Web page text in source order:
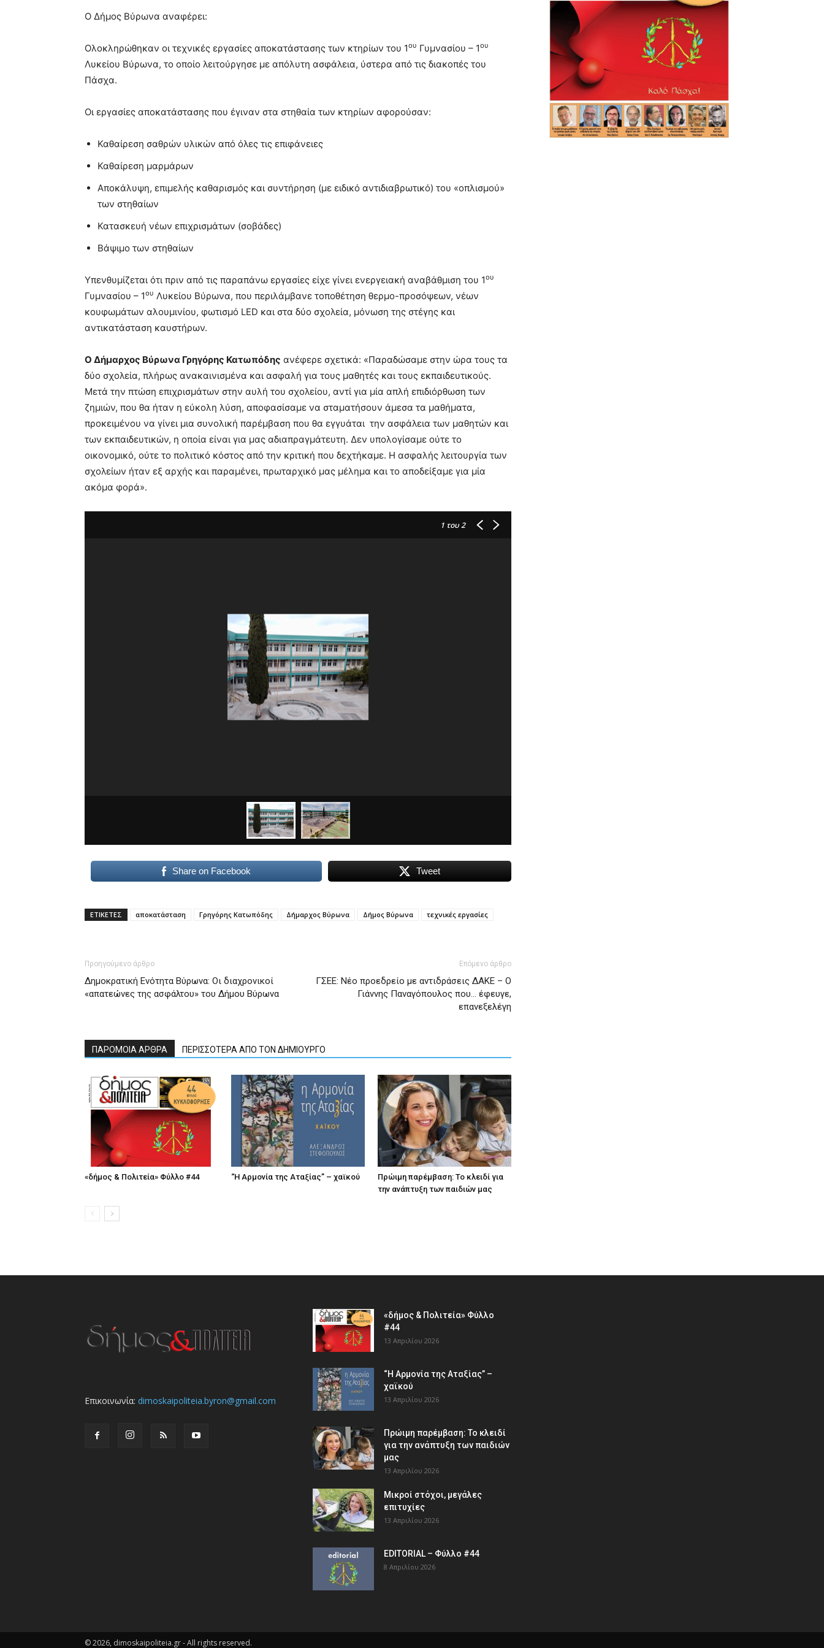
blonde
lesbians
hot
cam
show.desi
lyons
you
meaning
pain.
pornhun
porn
Ο Δήμος Βύρωνα αναφέρει:
Ολοκληρώθηκαν οι τεχνικές εργασίες αποκατάστασης των κτηρίων του 1ου Γυμνασίου – 1ου
Λυκείου Βύρωνα, το οποίο λειτούργησε με απόλυτη ασφάλεια, ύστερα από τις διακοπές του
Πάσχα.
Οι εργασίες αποκατάστασης που έγιναν στα στηθαία των κτηρίων αφορούσαν:
Καθαίρεση σαθρών υλικών από όλες τις επιφάνειες
Καθαίρεση μαρμάρων
Αποκάλυψη, επιμελής καθαρισμός και συντήρηση (με ειδικό αντιδιαβρωτικό) του «οπλισμού»
των στηθαίων
Κατασκευή νέων επιχρισμάτων (σοβάδες)
Βάψιμο των στηθαίων
Υπενθυμίζεται ότι πριν από τις παραπάνω εργασίες είχε γίνει ενεργειακή αναβάθμιση του 1ου
Γυμνασίου – 1ου Λυκείου Βύρωνα, που περιλάμβανε τοποθέτηση θερμο-προσόψεων, νέων
κουφωμάτων αλουμινίου, φωτισμό LED και στα δύο σχολεία, μόνωση της στέγης και
αντικατάσταση καυστήρων.
Ο Δήμαρχος Βύρωνα Γρηγόρης Κατωπόδης ανέφερε σχετικά: «Παραδώσαμε στην ώρα τους τα
δύο σχολεία, πλήρως ανακαινισμένα και ασφαλή για τους μαθητές και τους εκπαιδευτικούς.
Μετά την πτώση επιχρισμάτων στην αυλή του σχολείου, αντί για μία απλή επιδιόρθωση των
ζημιών, που θα ήταν η εύκολη λύση, αποφασίσαμε να σταματήσουν άμεσα τα μαθήματα,
προκειμένου να γίνει μια συνολική παρέμβαση που θα εγγυάται την ασφάλεια των μαθητών και
των εκπαιδευτικών, η οποία είναι για μας αδιαπραγμάτευτη. Δεν υπολογίσαμε ούτε το
οικονομικό, ούτε το πολιτικό κόστος από την κριτική που δεχτήκαμε. Η ασφαλής λειτουργία των
σχολείων ήταν εξ αρχής και παραμένει, πρωταρχικό μας μέλημα και το αποδείξαμε για μία
ακόμα φορά».
1 του 2
Share on Facebook Tweet
ΕΤΙΚΕΤΕΣ αποκατάσταση Γρηγόρης Κατωπόδης Δήμαρχος Βύρωνα Δήμος Βύρωνα τεχνικές εργασίες
Προηγούμενο άρθρο
Δημοκρατική Ενότητα Βύρωνα: Οι διαχρονικοί
«απατεώνες της ασφάλτου» του Δήμου Βύρωνα
Επόμενο άρθρο
ΓΣΕΕ: Νέο προεδρείο με αντιδράσεις ΔΑΚΕ – Ο
Γιάννης Παναγόπουλος που… έφευγε,
επανεξελέγη
ΠΑΡΟΜΟΙΑ ΑΡΘΡΑ ΠΕΡΙΣΣΟΤΕΡΑ ΑΠΟ ΤΟΝ ΔΗΜΙΟΥΡΓΟ
«δήμος & Πολιτεία» Φύλλο #44 “Η Αρμονία της Αταξίας” – χαϊκού
Πρώιμη παρέμβαση: Το κλειδί για
την ανάπτυξη των παιδιών µας
Επικοινωνία: dimoskaipoliteia.byron@gmail.com
«δήμος & Πολιτεία» Φύλλο
#44
13 Απριλίου 2026
“Η Αρμονία της Αταξίας” –
χαϊκού
13 Απριλίου 2026
Πρώιμη παρέμβαση: Το κλειδί
για την ανάπτυξη των παιδιών
µας
13 Απριλίου 2026
Μικροί στόχοι, μεγάλες
επιτυχίες
13 Απριλίου 2026
EDITORIAL – Φύλλο #44
8 Απριλίου 2026
© 2026, dimoskaipoliteia.gr - All rights reserved.